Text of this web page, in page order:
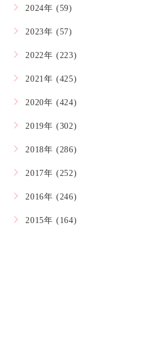
2024年 (59)
2023年 (57)
2022年 (223)
2021年 (425)
2020年 (424)
2019年 (302)
2018年 (286)
2017年 (252)
2016年 (246)
2015年 (164)